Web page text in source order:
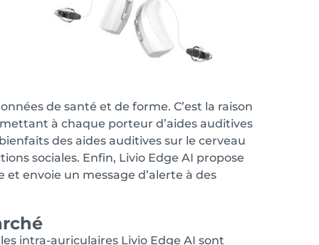
de santé et de forme. C’est la raison
à chaque porteur d’aides auditives
des aides auditives sur le cerveau
sociales. Enfin, Livio Edge AI propose
envoie un message d’alerte à des
intra-auriculaires Livio Edge AI sont